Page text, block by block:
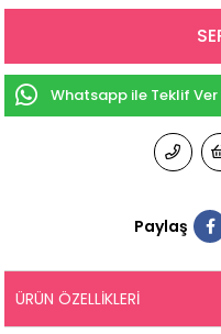
Whatsapp ile Teklif Ver
Paylaş
ÜRÜN ÖZELLIKLERI